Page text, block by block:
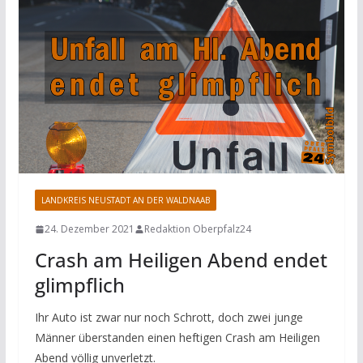
LANDKREIS NEUSTADT AN DER WALDNAAB
24. Dezember 2021 Redaktion Oberpfalz24
Crash am Heiligen Abend endet
glimpflich
Ihr Auto ist zwar nur noch Schrott, doch zwei junge
Männer überstanden einen heftigen Crash am Heiligen
Abend völlig unverletzt.